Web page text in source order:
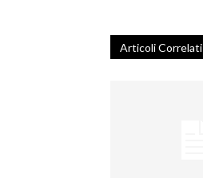
Articoli Correlati